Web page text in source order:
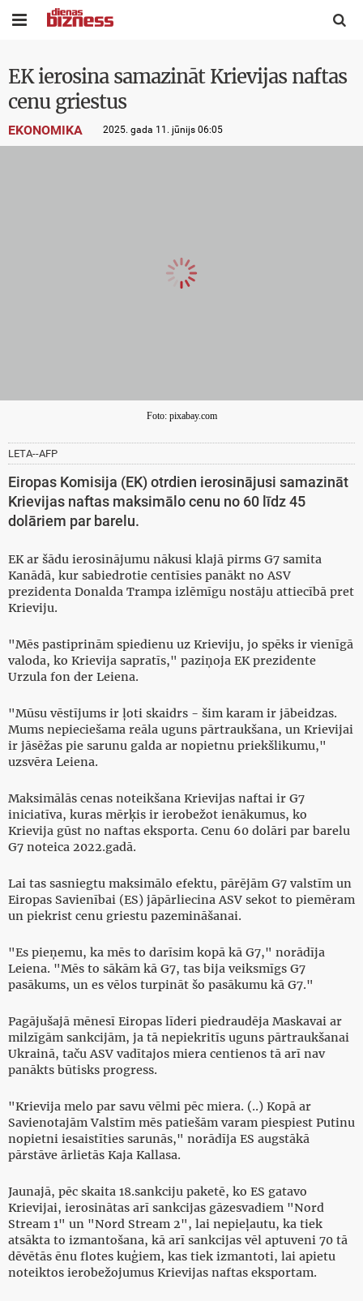
 
EK ierosina samazināt Krievijas naftas
cenu griestus
EKONOMIKA 2025. gada 11. jūnijs 06:05
Foto: pixabay.com
LETA--AFP
Eiropas Komisija (EK) otrdien ierosinājusi samazināt
Krievijas naftas maksimālo cenu no 60 līdz 45
dolāriem par barelu.
EK ar šādu ierosinājumu nākusi klajā pirms G7 samita
Kanādā, kur sabiedrotie centīsies panākt no ASV
prezidenta Donalda Trampa izlēmīgu nostāju attiecībā pret
Krieviju.
"Mēs pastiprinām spiedienu uz Krieviju, jo spēks ir vienīgā
valoda, ko Krievija sapratīs," paziņoja EK prezidente
Urzula fon der Leiena.
"Mūsu vēstījums ir ļoti skaidrs - šim karam ir jābeidzas.
Mums nepieciešama reāla uguns pārtraukšana, un Krievijai
ir jāsēžas pie sarunu galda ar nopietnu priekšlikumu,"
uzsvēra Leiena.
Maksimālās cenas noteikšana Krievijas naftai ir G7
iniciatīva, kuras mērķis ir ierobežot ienākumus, ko
Krievija gūst no naftas eksporta. Cenu 60 dolāri par barelu
G7 noteica 2022.gadā.
Lai tas sasniegtu maksimālo efektu, pārējām G7 valstīm un
Eiropas Savienībai (ES) jāpārliecina ASV sekot to piemēram
un piekrist cenu griestu pazemināšanai.
"Es pieņemu, ka mēs to darīsim kopā kā G7," norādīja
Leiena. "Mēs to sākām kā G7, tas bija veiksmīgs G7
pasākums, un es vēlos turpināt šo pasākumu kā G7."
Pagājušajā mēnesī Eiropas līderi piedraudēja Maskavai ar
milzīgām sankcijām, ja tā nepiekritīs uguns pārtraukšanai
Ukrainā, taču ASV vadītajos miera centienos tā arī nav
panākts būtisks progress.
"Krievija melo par savu vēlmi pēc miera. (..) Kopā ar
Savienotajām Valstīm mēs patiešām varam piespiest Putinu
nopietni iesaistīties sarunās," norādīja ES augstākā
pārstāve ārlietās Kaja Kallasa.
Jaunajā, pēc skaita 18.sankciju paketē, ko ES gatavo
Krievijai, ierosinātas arī sankcijas gāzesvadiem "Nord
Stream 1" un "Nord Stream 2", lai nepieļautu, ka tiek
atsākta to izmantošana, kā arī sankcijas vēl aptuveni 70 tā
dēvētās ēnu flotes kuģiem, kas tiek izmantoti, lai apietu
noteiktos ierobežojumus Krievijas naftas eksportam.